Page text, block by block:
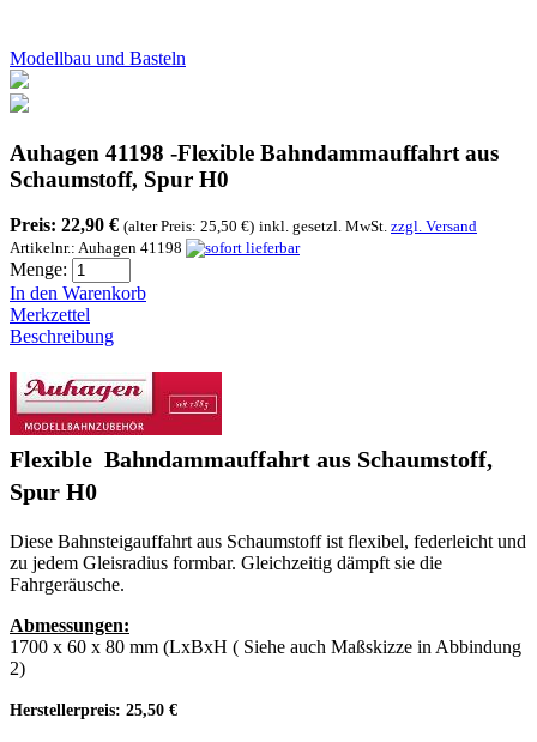
Modellbau und Basteln
Auhagen 41198 -Flexible Bahndammauffahrt aus
Schaumstoff, Spur H0
Preis: 22,90 € (alter Preis: 25,50 €) inkl. gesetzl. MwSt. zzgl. Versand
Artikelnr.: Auhagen 41198
Menge:
In den Warenkorb
Merkzettel
Beschreibung
Flexible Bahndammauffahrt aus Schaumstoff,
Spur H0
Diese Bahnsteigauffahrt aus Schaumstoff ist flexibel, federleicht und
zu jedem Gleisradius formbar. Gleichzeitig dämpft sie die
Fahrgeräusche.
Abmessungen:
1700 x 60 x 80 mm (LxBxH ( Siehe auch Maßskizze in Abbindung
2)
Herstellerpreis: 25,50 €